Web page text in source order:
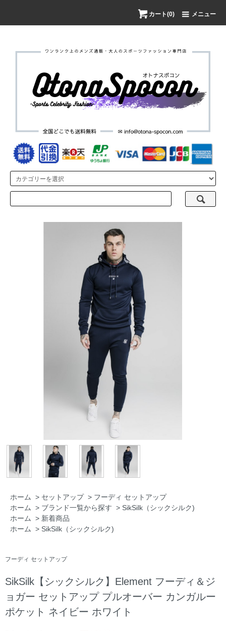
カート(0) メニュー
ホーム > セットアップ > フーディ セットアップ
ホーム
> ブランド一覧から探す > SikSilk（シックシルク)
ホーム
> 新着商品
ホーム
> SikSilk（シックシルク)
フーディ セットアップ
SikSilk【シックシルク】Element フーディ＆ジ
ョガー セットアップ プルオーバー カンガルー
ポケット ネイビー ホワイト